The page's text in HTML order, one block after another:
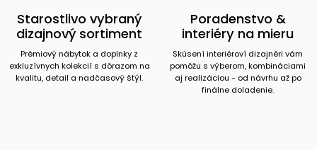
Starostlivo vybraný
dizajnový sortiment
Prémiový nábytok a doplnky z
exkluzívnych kolekcií s dôrazom na
kvalitu, detail a nadčasový štýl.
Poradenstvo &
interiéry na mieru
Skúsení interiéroví dizajnéri vám
pomôžu s výberom, kombináciami
aj realizáciou - od návrhu až po
finálne doladenie.